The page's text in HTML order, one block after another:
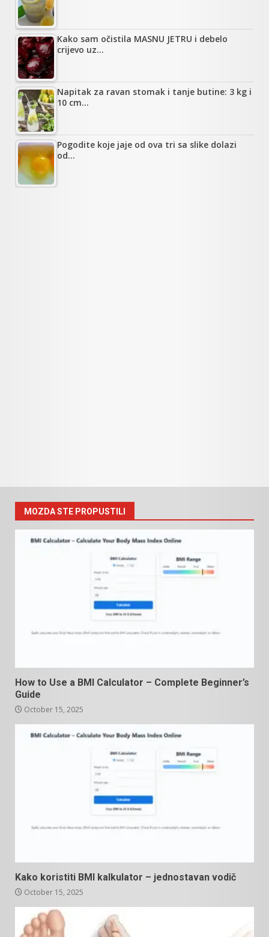
Kako sam očistila MASNU JETRU i debelo
crijevo uz…
Napitak za ravan stomak i tanje butine: 3 kg i
10 cm…
Pogodite koje jaje od ova tri sa slike dolazi
od…
MOZDA STE PROPUSTILI
How to Use a BMI Calculator – Complete Beginner’s
Guide
October 15, 2025
Kako koristiti BMI kalkulator – jednostavan vodič
October 15, 2025